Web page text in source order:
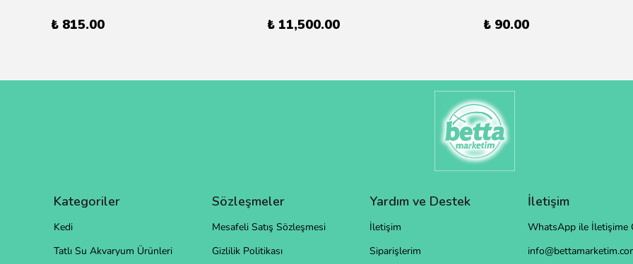
₺ 815.00 ₺ 11,500.00 ₺ 90.00
Kategoriler
Kedi
Tatlı Su Akvaryum Ürünleri
Sözleşmeler
Mesafeli Satış Sözleşmesi
Gizlilik Politikası
Yardım ve Destek
İletişim
Siparişlerim
İletişim
WhatsApp ile İletişime